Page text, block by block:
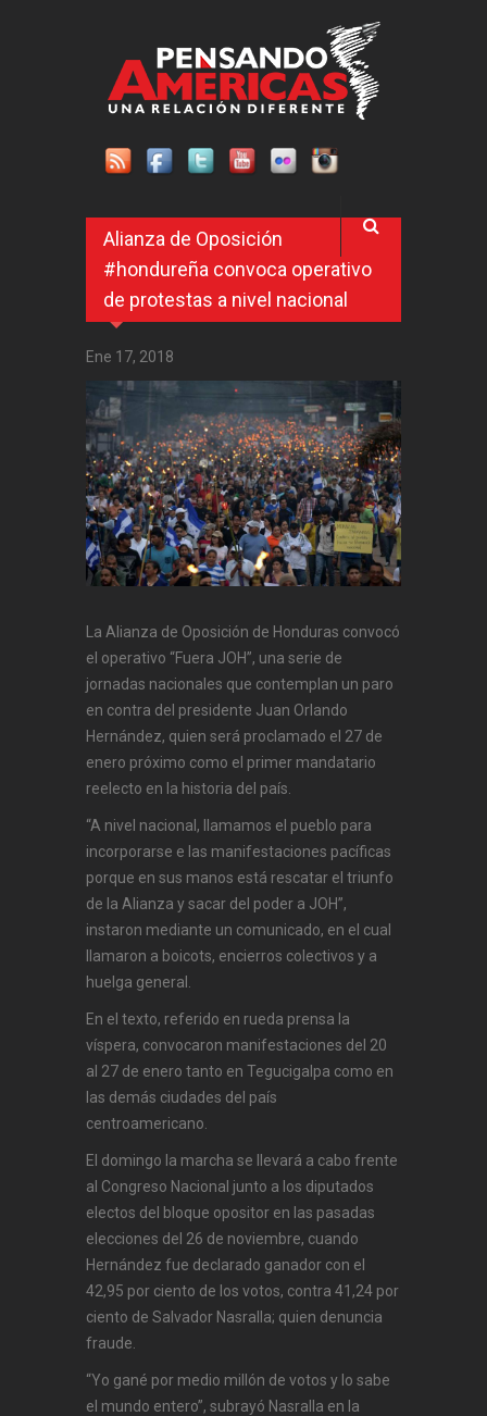
Alianza de Oposición
#hondureña convoca operativo
de protestas a nivel nacional
Ene 17, 2018
La Alianza de Oposición de Honduras convocó
el operativo “Fuera JOH”, una serie de
jornadas nacionales que contemplan un paro
en contra del presidente Juan Orlando
Hernández, quien será proclamado el 27 de
enero próximo como el primer mandatario
reelecto en la historia del país.
“A nivel nacional, llamamos el pueblo para
incorporarse e las manifestaciones pacíficas
porque en sus manos está rescatar el triunfo
de la Alianza y sacar del poder a JOH”,
instaron mediante un comunicado, en el cual
llamaron a boicots, encierros colectivos y a
huelga general.
En el texto, referido en rueda prensa la
víspera, convocaron manifestaciones del 20
al 27 de enero tanto en Tegucigalpa como en
las demás ciudades del país
centroamericano.
El domingo la marcha se llevará a cabo frente
al Congreso Nacional junto a los diputados
electos del bloque opositor en las pasadas
elecciones del 26 de noviembre, cuando
Hernández fue declarado ganador con el
42,95 por ciento de los votos, contra 41,24 por
ciento de Salvador Nasralla; quien denuncia
fraude.
“Yo gané por medio millón de votos y lo sabe
el mundo entero”, subrayó Nasralla en la